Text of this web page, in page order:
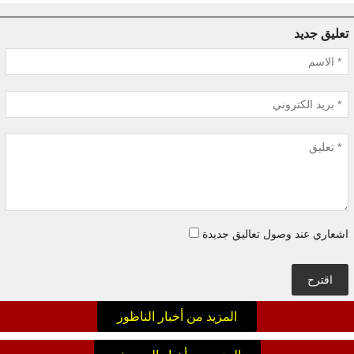
تعليق جديد
اشعاري عند وصول تعاليق جديدة
اقترح
المزيد من أخبار الناظور